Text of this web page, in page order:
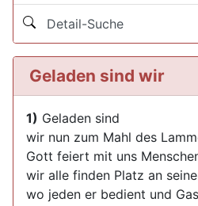
Detail-Suche
Geladen sind wir
1) Geladen sind
wir nun zum Mahl des
Gott feiert mit uns
wir alle finden Platz an
wo jeden er bedient und